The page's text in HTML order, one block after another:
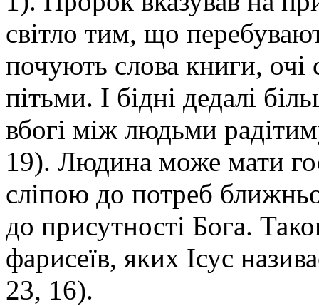
світло тим, що
почують слова книги, очі
пітьми. І бідні дедалі
вбогі між людьми
19). Людина може мати
сліпою до потреб
до присутності Бога.
фарисеїв, яких Ісус
23, 16).